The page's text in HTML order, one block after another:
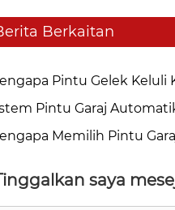
Berkaitan
Pintu Gelek
Perindustrian
Pintu Garaj
Memilih Pintu
saya